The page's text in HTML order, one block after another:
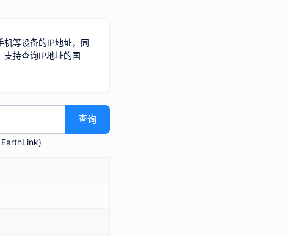
机等设备的IP地址，同
支持查询IP地址的国
查询
)